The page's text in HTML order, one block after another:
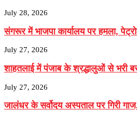
July 28, 2026
संगरूर में भाजपा कार्यालय पर हमला,
July 27, 2026
शाहतलाई में पंजाब के श्रद्धालुओं से भरी
July 27, 2026
जालंधर के सर्वोदय अस्पताल पर गिरी